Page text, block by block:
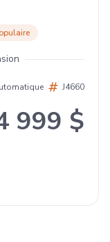
J4660
999 $